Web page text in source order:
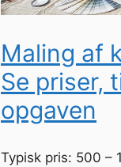
Maling af
Se priser,
opgaven
Typisk pris: 500 –